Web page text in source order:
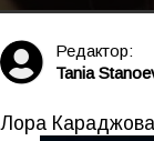
Редактор:
Tania
Лора